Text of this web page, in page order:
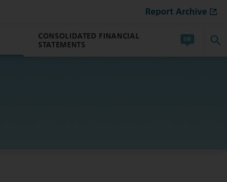
Report Archive
CONSOLIDATED FINANCIAL
STATEMENTS